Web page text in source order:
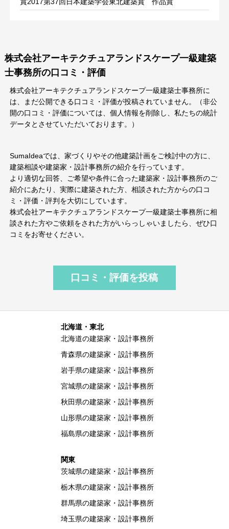
株式会社アーキテクチュアランドスケープ一級建築
士事務所の口コミ・評価
株式会社アーキテクチュアランドスケープ一級建築士事務所に
は、まだ公開できる口コミ・評価が投稿されていません。（非公
開の口コミ・評価については、個人情報を削除し、私たちの統計
データとさせていただいております。）
SumaIdeaでは、家づくりやその他建築計画をご検討中の方に、
建築相談や建築家・設計事務所の紹介を行っています。
より適切な回答、ご希望や条件に合った建築家・設計事務所のご
紹介にあたり、実際に建築された方、相談された方からの口コ
ミ・評価・評判を大切にしています。
株式会社アーキテクチュアランドスケープ一級建築士事務所に相
談された方やご依頼をされた方がいらっしゃいましたら、ぜひ口
コミをお寄せください。
口コミ・評価を投稿
北海道・東北
北海道の建築家・設計事務所
青森県の建築家・設計事務所
岩手県の建築家・設計事務所
宮城県の建築家・設計事務所
秋田県の建築家・設計事務所
山形県の建築家・設計事務所
福島県の建築家・設計事務所
関東
茨城県の建築家・設計事務所
栃木県の建築家・設計事務所
群馬県の建築家・設計事務所
埼玉県の建築家・設計事務所